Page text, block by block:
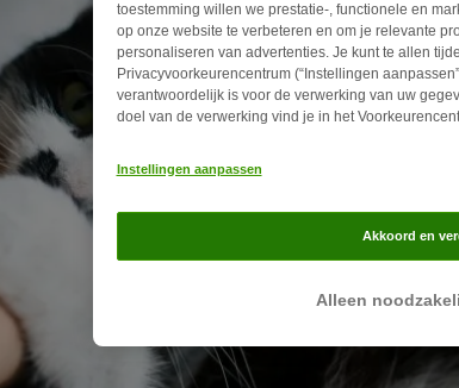
toestemming willen we prestatie-, functionele en
op onze website te verbeteren en om je relevante
personaliseren van advertenties. Je kunt te allen
Privacyvoorkeurencentrum (“Instellingen
verantwoordelijk is voor de verwerking van uw
doel van de verwerking vind je in het
Instellingen aanpassen
Alleen
Akkoord en